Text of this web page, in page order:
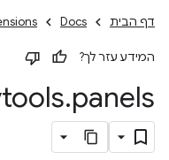
דף הבית Docs
המידע עזר לך?
.panels